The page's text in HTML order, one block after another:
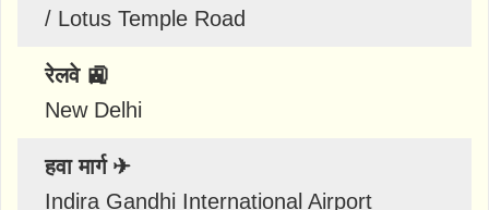
/ Lotus Temple Road
रेलवे 🚉
New Delhi
हवा मार्ग ✈
Indira Gandhi International Airport